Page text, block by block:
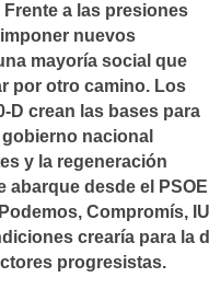
a las presiones
nuevos
mayorí­a social que
por otro camino. Los
D crean las bases para
nacional
y la regeneración
abarque desde el PSOE
Compromí­s,
crearí­a para la
progresistas.